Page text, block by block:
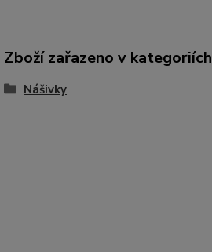
Zboží zařazeno v kategoriích
Nášivky